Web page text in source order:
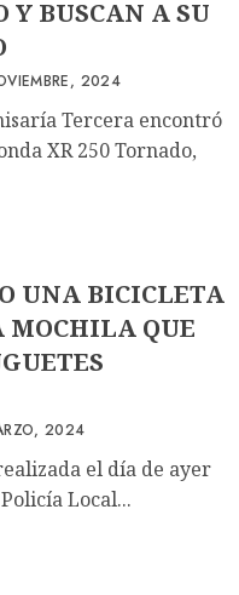
Y BUSCAN A SU
2024
Tercera encontró
XR 250 Tornado,
UNA BICICLETA
MOCHILA QUE
2024
el día de ayer
Local...